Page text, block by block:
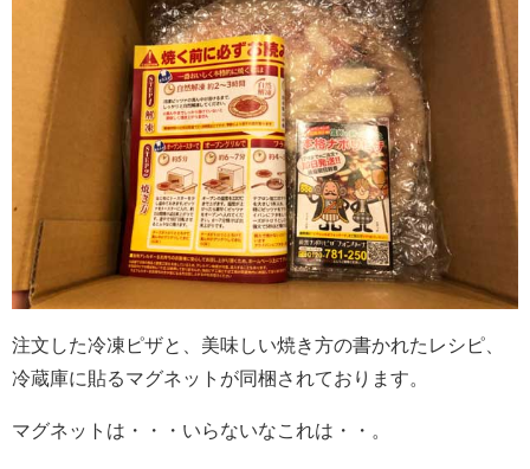
注文した冷凍ピザと、美味しい焼き方の書かれたレシピ、
冷蔵庫に貼るマグネットが同梱されております。
マグネットは・・・いらないなこれは・・。